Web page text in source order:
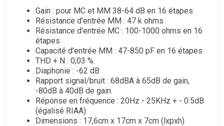
Gain : pour MC et MM 38-64 dB en 16 étapes
Résistance d'entrée MM : 47 k ohms
Résistance d'entrée MC : 100-1000 ohms en 16
étapes
Capacité d'entrée MM : 47-850 pF en 16 étapes.
THD + N : 0,03 %.
Diaphonie : -62 dB
Rapport signal/bruit : 68dBA à 65dB de gain,
-80dB à 40dB de gain.
Réponse en fréquence : 20Hz - 25KHz + - 0.5dB
(égalisé RIAA)
Dimensions : 17,6cm x 17cm x 7cm (lxpxh)